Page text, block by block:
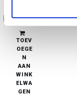
pre-order
TOEV
OEGE
N
AAN
WINK
ELWA
GEN